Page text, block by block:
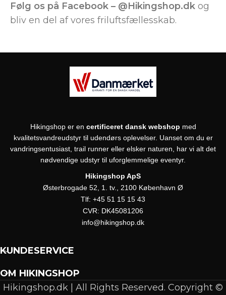
Følg os på Facebook – @Hikingshop.dk og
bliv en del af vores friluftsfællesskab.
Hikingshop er en certificeret dansk webshop med
kvalitetsvandreudstyr til udendørs oplevelser. Uanset om du er
vandringsentusiast, trail runner eller elsker naturen, har vi alt det
nødvendige udstyr til uforglemmelige eventyr.
Hikingshop ApS
Østerbrogade 52, 1. tv., 2100 København Ø
Tlf: +45 51 15 15 43
CVR: DK45081206
info@hikingshop.dk
KUNDESERVICE
OM HIKINGSHOP
Hikingshop.dk | All Rights Reserved. Copyright ©